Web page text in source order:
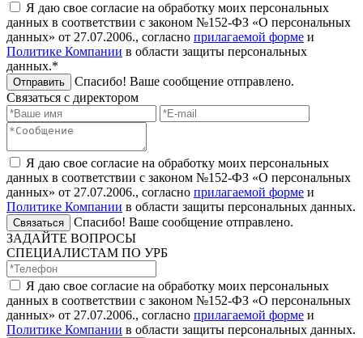
Я даю свое согласие на обработку моих персональных
данных в соответствии с законом №152-ФЗ «О персональных
данных» от 27.07.2006., согласно прилагаемой форме и
Политике Компании в области защиты персональных
данных.*
Отправить
Спасибо! Ваше сообщение отправлено.
Связаться с директором
Я даю свое согласие на обработку моих персональных
данных в соответствии с законом №152-ФЗ «О персональных
данных» от 27.07.2006., согласно прилагаемой форме и
Политике Компании в области защиты персональных данных.
Связаться
Спасибо! Ваше сообщение отправлено.
ЗАДАЙТЕ ВОПРОСЫ
СПЕЦИАЛИСТАМ ПО УРБ
Я даю свое согласие на обработку моих персональных
данных в соответствии с законом №152-ФЗ «О персональных
данных» от 27.07.2006., согласно прилагаемой форме и
Политике Компании в области защиты персональных данных.